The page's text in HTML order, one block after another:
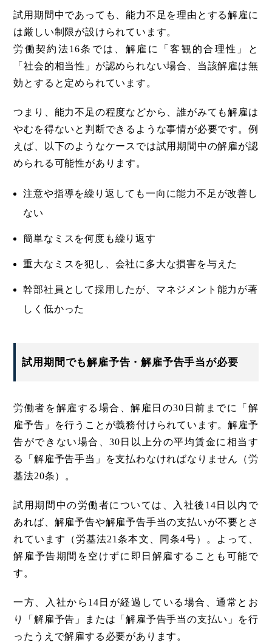
試用期間中であっても、能力不足を理由とする解雇に
は厳しい制限が設けられています。
労働契約法16条では、解雇に「客観的合理性」と
「社会的相当性」が認められない場合、当該解雇は無
効とすると定められています。
つまり、能力不足の程度などから、誰がみても解雇は
やむを得ないと判断できるような事情が必要です。例
えば、以下のようなケースでは試用期間中の解雇が認
められる可能性があります。
注意や指導を繰り返しても一向に能力不足が改善し
ない
簡単なミスを何度も繰り返す
重大なミスを犯し、会社に多大な損害を与えた
幹部社員として採用したが、マネジメント能力が著
しく低かった
試用期間でも解雇予告・解雇予告手当が必要
労働者を解雇する場合、解雇日の30日前までに「解
雇予告」を行うことが義務付けられています。解雇予
告ができない場合、30日以上分の平均賃金に相当す
る「解雇予告手当」を支払わなければなりません（労
基法20条）。
試用期間中の労働者については、入社後14日以内で
あれば、解雇予告や解雇予告手当の支払いが不要とさ
れています（労基法21条本文、同条4号）。よって、
解雇予告期間を空けずに即日解雇することも可能で
す。
一方、入社から14日が経過している場合、通常とお
り「解雇予告」または「解雇予告手当の支払い」を行
ったうえで解雇する必要があります。